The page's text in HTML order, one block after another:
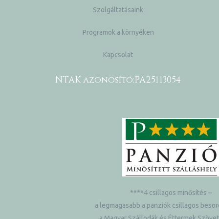
Szolgáltatásaink
Programok a környéken
Kapcsolat
NTAK azonosító:PA25113054
****4 csillagos minősítés –
a legmagasabb a panziók csillagos